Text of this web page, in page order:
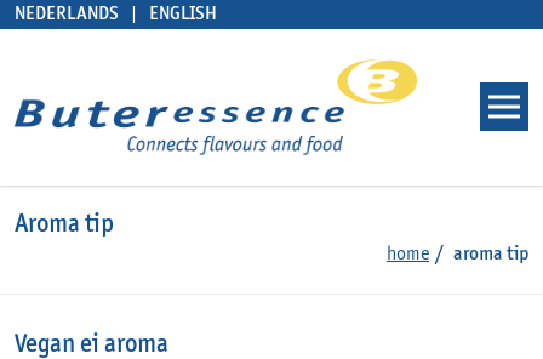
NEDERLANDS ENGLISH
Aroma tip
home aroma tip
Vegan ei aroma